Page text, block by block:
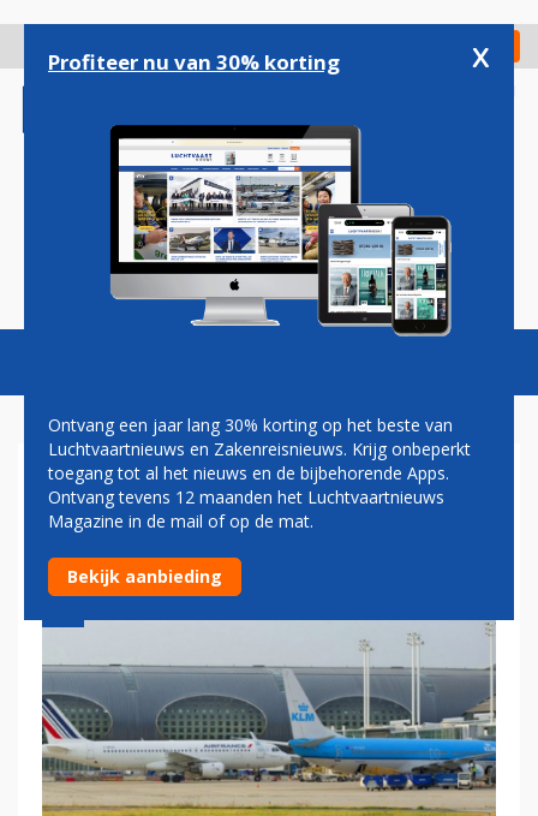
gaan
Check in
Magazine Podcasts Vacatures
KRUISBEVESTUIVING IN TOP
AIR FRANCE-KLM
Profiteer nu van 30% korting x
Ontvang een jaar lang 30% korting op het beste van
Luchtvaartnieuws en Zakenreisnieuws. Krijg onbeperkt
toegang tot al het nieuws en de bijbehorende Apps.
Ontvang tevens 12 maanden het Luchtvaartnieuws
Magazine in de mail of op de mat.
Bekijk aanbieding